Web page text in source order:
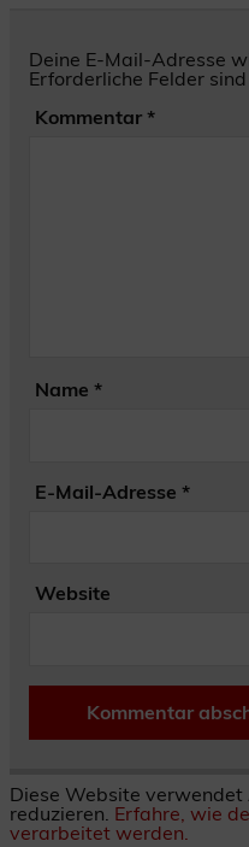
Deine E-Mail-Adresse
Erforderliche Felder
Kommentar *
Name *
E-Mail-Adresse *
Website
Diese Website verwendet
reduzieren. Erfahre, wie
verarbeitet werden.